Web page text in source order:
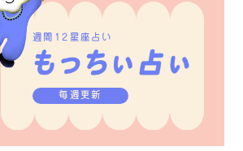
週間12星座占い
毎週更新